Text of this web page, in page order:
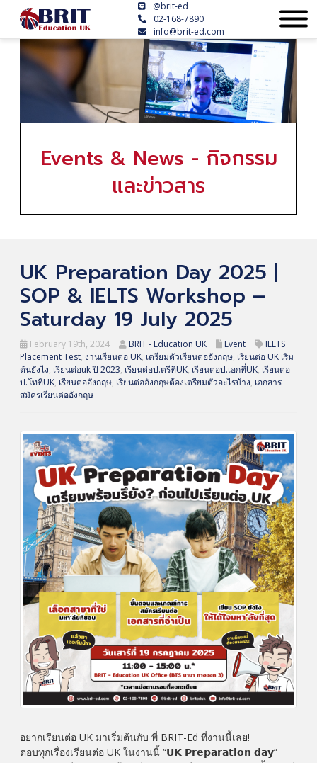
@brit-ed
02-168-7890
info@brit-ed.com
Events & News - กิจกรรม
และข่าวสาร
UK Preparation Day 2025 |
SOP & IELTS Workshop –
Saturday 19 July 2025
February 19th, 2024 BRIT - Education UK Event
IELTS
Placement Test, งานเรียนต่อ UK, เตรียมตัวเรียนต่ออังกฤษ, เรียนต่อ UK เริ่ม
ต้นยังไง, เรียนต่อuk ปี 2023, เรียนต่อป.ตรีที่UK, เรียนต่อป.เอกที่UK, เรียนต่อ
ป.โทที่UK, เรียนต่ออังกฤษ, เรียนต่ออังกฤษต้องเตรียมตัวอะไรบ้าง, เอกสาร
สมัครเรียนต่ออังกฤษ
อยากเรียนต่อ UK มาเริ่มต้นกับ พี่ BRIT-Ed ที่งานนี้เลย!
ตอบทุกเรื่องเรียนต่อ UK ในงานนี้ “𝗨𝗞 𝗣𝗿𝗲𝗽𝗮𝗿𝗮𝘁𝗶𝗼𝗻 𝗱𝗮𝘆”